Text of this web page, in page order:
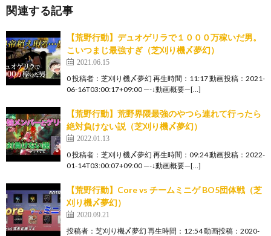
関連する記事
【荒野行動】デュオゲリラで１０００万稼いだ男。
こいつまじ最強すぎ（芝刈り機〆夢幻）
2021.06.15
0 投稿者：芝刈り機〆夢幻 再生時間：11:17 動画投稿：2021-
06-16T03:00:17+09:00 —-↓動画概要—[…]
【荒野行動】荒野界隈最強のやつら連れて行ったら
絶対負けない説（芝刈り機〆夢幻）
2022.01.13
0 投稿者：芝刈り機〆夢幻 再生時間：09:24 動画投稿：2022-
01-14T03:00:07+09:00 —-↓動画概要—[…]
【荒野行動】Core vs チームミニゲ BO5団体戦（芝
刈り機〆夢幻）
2020.09.21
投稿者：芝刈り機〆夢幻 再生時間：12:54 動画投稿：2020-